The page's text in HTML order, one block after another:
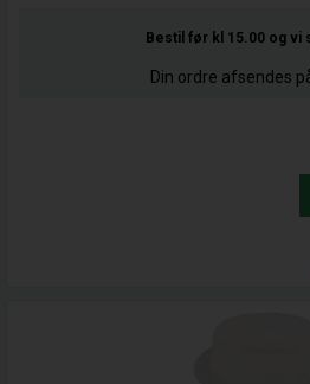
Bestil før kl 15.00 og vi
Din ordre afsendes